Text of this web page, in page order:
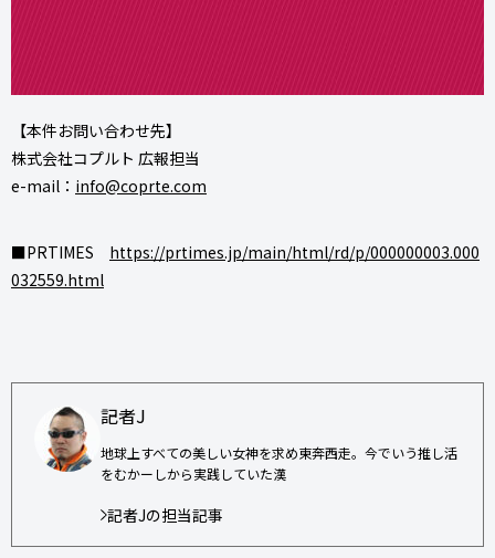
【本件お問い合わせ先】
株式会社コプルト 広報担当
e-mail： info@coprte.com
■PRTIMES https://prtimes.jp/main/html/rd/p/000000003.000
032559.html
記者J
地球上すべての美しい女神を求め東奔西走。今でいう推し活
をむかーしから実践していた漢
記者Jの担当記事